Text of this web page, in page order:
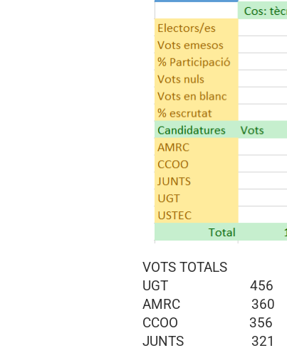
VOTS TOTALS
UGT 456
AMRC 360
CCOO 356
JUNTS 321